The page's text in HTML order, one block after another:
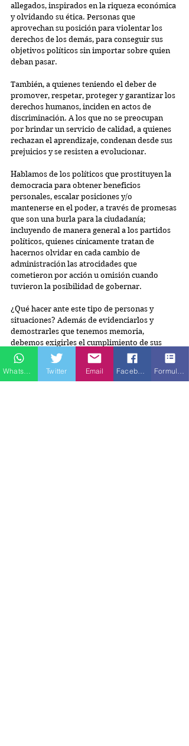
allegados, inspirados en la riqueza económica
y olvidando su ética. Personas que
aprovechan su posición para violentar los
derechos de los demás, para conseguir sus
objetivos políticos sin importar sobre quien
deban pasar.
También, a quienes teniendo el deber de
promover, respetar, proteger y garantizar los
derechos humanos, inciden en actos de
discriminación. A los que no se preocupan
por brindar un servicio de calidad, a quienes
rechazan el aprendizaje, condenan desde sus
prejuicios y se resisten a evolucionar.
Hablamos de los políticos que prostituyen la
democracia para obtener beneficios
personales, escalar posiciones y/o
mantenerse en el poder, a través de promesas
que son una burla para la ciudadanía;
incluyendo de manera general a los partidos
políticos, quienes cínicamente tratan de
hacernos olvidar en cada cambio de
administración las atrocidades que
cometieron por acción u omisión cuando
tuvieron la posibilidad de gobernar.
¿Qué hacer ante este tipo de personas y
situaciones? Además de evidenciarlos y
demostrarles que tenemos memoria,
debemos exigirles el cumplimiento de sus
obligaciones en cada oportunidad que se nos
presente, reclamar nuestros derechos
haciendo uso de los mecanismos de
Twitter Email